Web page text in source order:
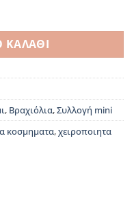
, Βραχιόλια,Συλλογή mini
κοσμηματα,χειροποιητα